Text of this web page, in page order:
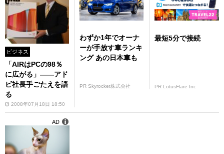
ビジネス
「AIRはPCの98％
に広がる」――アド
ビ社長手ごたえを語
る
2008年07月18日 18:50
わずか1年でオーナ
ーが手放す車ランキ
ング あの日本車も
PR Skyrocket株式会社
最短5分で接続
PR LotusFlare Inc
AD